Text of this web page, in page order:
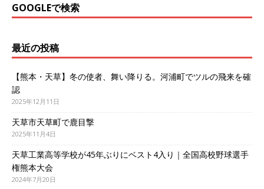
GOOGLEで検索
最近の投稿
【熊本・天草】冬の使者、舞い降りる。河浦町でツルの飛来を確
認
2025年12月11日
天草市天草町で鹿目撃
2025年11月4日
天草工業高等学校が45年ぶりにベスト4入り｜全国高校野球選手
権熊本大会
2024年7月20日